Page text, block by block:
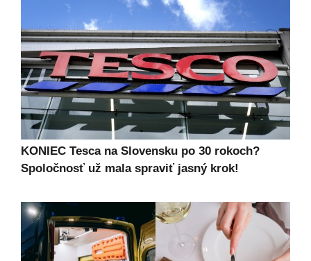
KONIEC Tesca na Slovensku po 30 rokoch?
Spoločnosť už mala spraviť jasný krok!